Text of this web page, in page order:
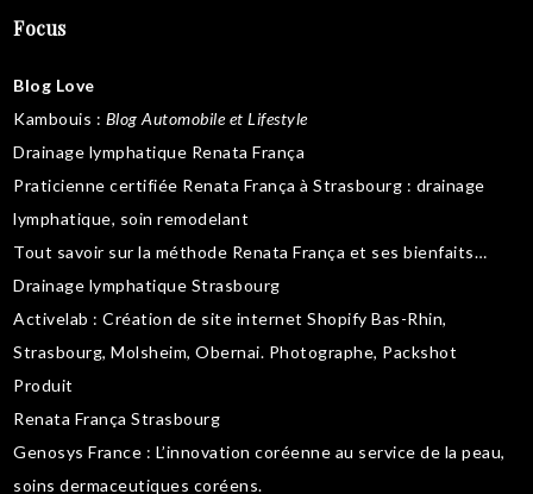
Focus
Blog Love
Kambouis : Blog Automobile et Lifestyle
Drainage lymphatique Renata França
Praticienne certifiée Renata França à Strasbourg : drainage
lymphatique, soin remodelant
Tout savoir sur la méthode Renata França et ses bienfaits…
Drainage lymphatique Strasbourg
Activelab : Création de site internet Shopify Bas-Rhin,
Strasbourg, Molsheim, Obernai. Photographe, Packshot
Produit
Renata França Strasbourg
Genosys France : L’innovation coréenne au service de la peau,
soins dermaceutiques coréens.